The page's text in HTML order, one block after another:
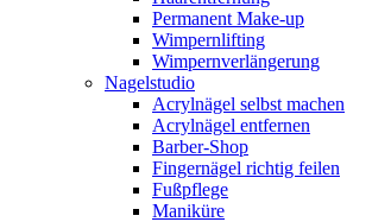
Permanent Make-up
Wimpernlifting
Wimpernverlängerung
Nagelstudio
Acrylnägel selbst machen
Acrylnägel entfernen
Barber-Shop
Fingernägel richtig feilen
Fußpflege
Maniküre